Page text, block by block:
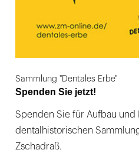
Sammlung "Dentales Erbe"
Spenden Sie jetzt!
Spenden Sie für Aufbau
dentalhistorischen
Zschadraß.